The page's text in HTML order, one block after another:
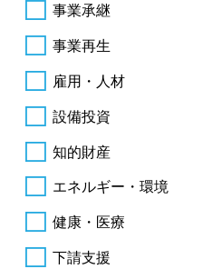
事業承継
事業再生
雇用・人材
設備投資
知的財産
エネルギー・環境
健康・医療
下請支援